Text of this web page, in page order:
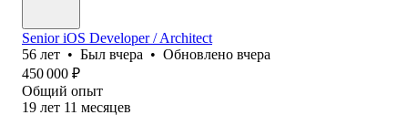
Senior iOS Developer / Architect
56 лет • Был вчера • Обновлено вчера
450 000 ₽
Общий опыт
19 лет 11 месяцев